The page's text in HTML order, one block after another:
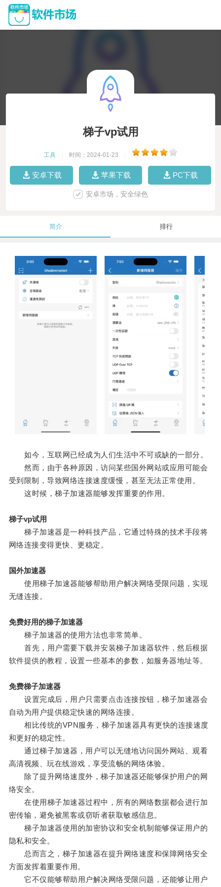
梯子vp试用
工具 时间：2024-01-23
安卓下载 苹果下载 PC下载
安卓市场，安全绿色
简介 排行
如今，互联网已经成为人们生活中不可或缺的一部分。
然而，由于各种原因，访问某些国外网站或应用可能会
受到限制，导致网络连接速度缓慢，甚至无法正常使用。
这时候，梯子加速器能够发挥重要的作用。
梯子vp试用
梯子加速器是一种科技产品，它通过特殊的技术手段将
网络连接变得更快、更稳定。
国外加速器
使用梯子加速器能够帮助用户解决网络受限问题，实现
无缝连接。
免费好用的梯子加速器
梯子加速器的使用方法也非常简单。
首先，用户需要下载并安装梯子加速器软件，然后根据
软件提供的教程，设置一些基本的参数，如服务器地址等。
免费梯子加速器
设置完成后，用户只需要点击连接按钮，梯子加速器会
自动为用户提供稳定快速的网络连接。
相比传统的VPN服务，梯子加速器具有更快的连接速度
和更好的稳定性。
通过梯子加速器，用户可以无缝地访问国外网站、观看
高清视频、玩在线游戏，享受流畅的网络体验。
除了提升网络速度外，梯子加速器还能够保护用户的网
络安全。
在使用梯子加速器过程中，所有的网络数据都会进行加
密传输，避免被黑客或窃听者获取敏感信息。
梯子加速器使用的加密协议和安全机制能够保证用户的
隐私和安全。
总而言之，梯子加速器在提升网络速度和保障网络安全
方面发挥着重要作用。
它不仅能够帮助用户解决网络受限问题，还能够让用户